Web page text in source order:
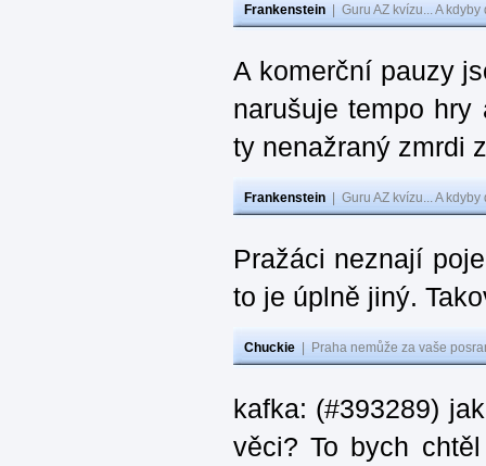
Frankenstein Guru AZ kvízu... A
A komerční pauzy
narušuje tempo
ty nenažraný zmrdi
Frankenstein Guru AZ kvízu... A
Pražáci neznají
to je úplně jiný.
Chuckie Praha nemůže za vaše
kafka: (#393289)
věci? To bych